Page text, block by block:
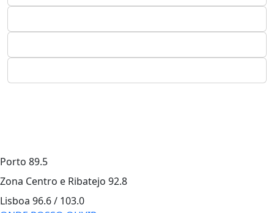
Porto 89.5
Zona Centro e Ribatejo 92.8
Lisboa 96.6 / 103.0